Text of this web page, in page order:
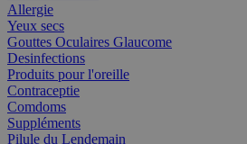
Allergie
Yeux secs
Gouttes Oculaires Glaucome
Desinfections
Produits pour l'oreille
Contraceptie
Comdoms
Suppléments
Pilule du Lendemain